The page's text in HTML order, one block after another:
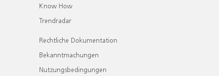
Know How
Trendradar
Rechtliche Dokumentation
Bekanntmachungen
Nutzungsbedingungen